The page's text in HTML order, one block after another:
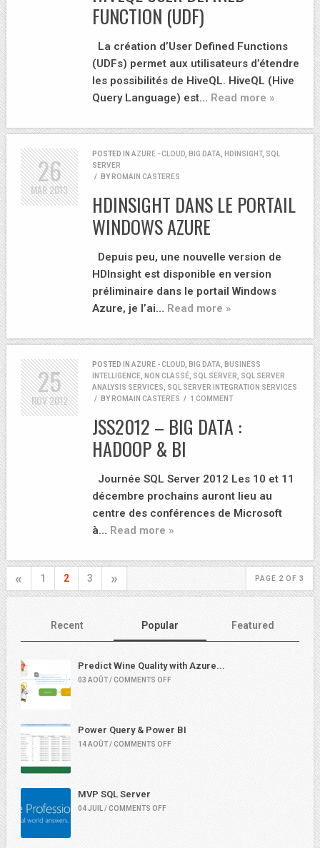
FUNCTION (UDF)
La création d’User Defined Functions
(UDFs) permet aux utilisateurs d’étendre
les possibilités de HiveQL. HiveQL (Hive
Query Language) est… Read more »
POSTED IN AZURE - CLOUD, BIG DATA, HDINSIGHT , SQL
SERVER
/
BY ROMAIN CASTERES
HDINSIGHT DANS LE PORTAIL
WINDOWS AZURE
Depuis peu, une nouvelle version de
HDInsight est disponible en version
préliminaire dans le portail Windows
Azure, je l’ai… Read more »
26
MAR2013
POSTED IN AZURE - CLOUD, BIG DATA, BUSINESS
INTELLIGENCE, NON CLASSÉ, SQL SERVER, SQL SERVER
ANALYSIS SERVICES, SQL SERVER INTEGRATION SERVICES
/
BY ROMAIN CASTERES / 1 COMMENT
JSS2012 – BIG DATA :
HADOOP & BI
Journée SQL Server 2012 Les 10 et 11
décembre prochains auront lieu au
centre des conférences de Microsoft
à… Read more »
25
NOV2012
PAGE 2 OF 3
« 1 2 3 »
Recent Popular Featured
Predict Wine Quality with Azure...
03 AOÛT / COMMENTS OFF
Power Query & Power BI
14 AOÛT / COMMENTS OFF
MVP SQL Server
04 JUIL / COMMENTS OFF